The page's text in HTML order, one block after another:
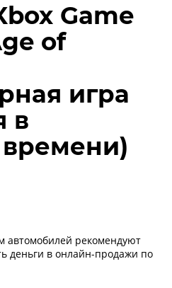
Game
of
игра
в
автомобилей рекомендуют
деньги в онлайн-продажи по